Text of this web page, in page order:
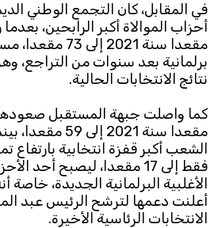
في المقابل، كان التجمع الوطني
مقعدا سنة 2021
برلمانية بعد سنوات من التراجع،
نتائج الانتخابات الحالية.
مقعدا سنة 2021
الشعب أكبر قفزة انتخابية بارتفاع
فقط إلى 17 مقعدا، ليصبح أحد
الأغلبية البرلمانية الجديدة، خاصة
أعلنت دعمها لترشح الرئيس عبد
الانتخابات الرئاسية الأخيرة.